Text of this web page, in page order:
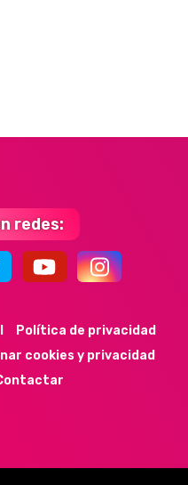
redes:
35k 352
Política de privacidad
cookies y privacidad